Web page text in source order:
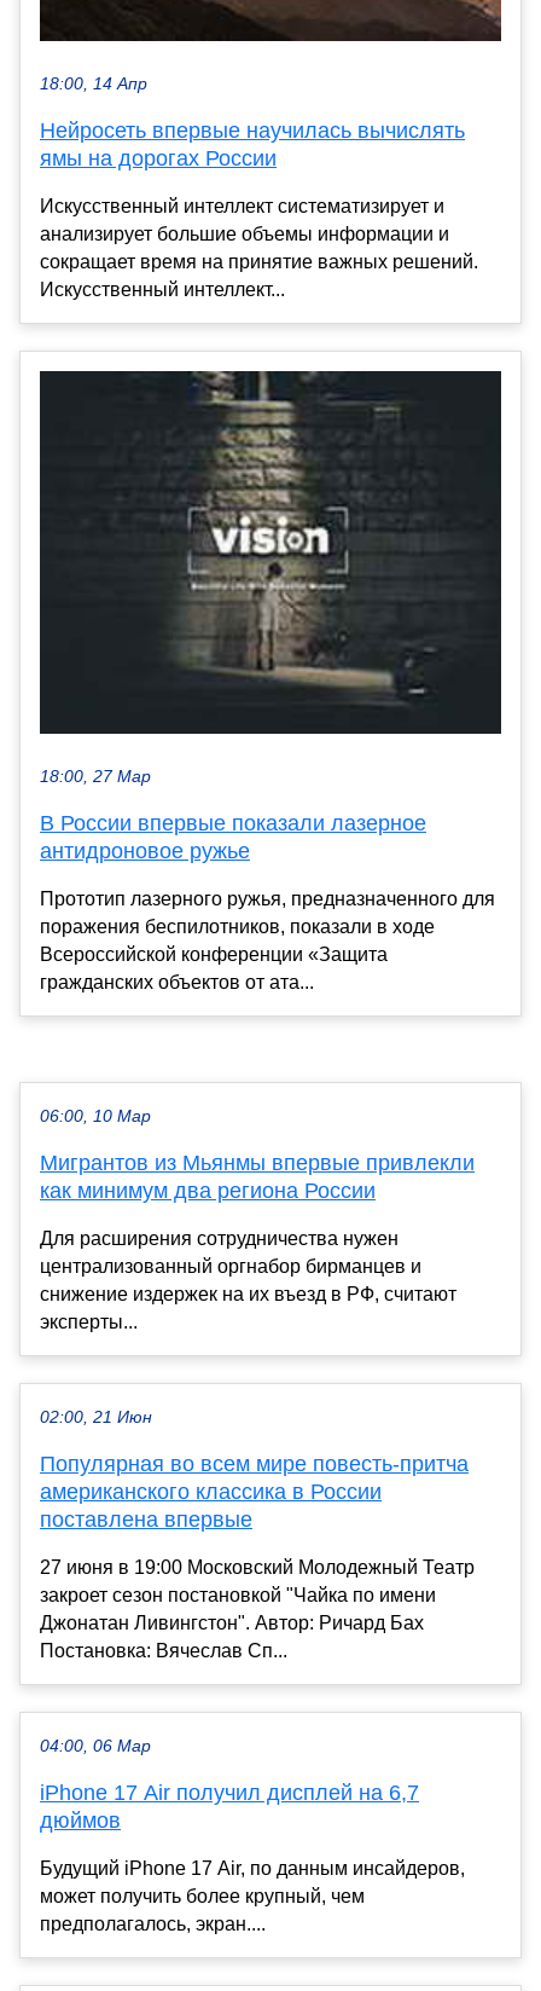
18:00, 14 Апр
Нейросеть впервые научилась вычислять
ямы на дорогах России
Искусственный интеллект систематизирует и
анализирует большие объемы информации и
сокращает время на принятие важных решений.
Искусственный интеллект...
18:00, 27 Мар
В России впервые показали лазерное
антидроновое ружье
Прототип лазерного ружья, предназначенного для
поражения беспилотников, показали в ходе
Всероссийской конференции «Защита
гражданских объектов от ата...
06:00, 10 Мар
Мигрантов из Мьянмы впервые привлекли
как минимум два региона России
Для расширения сотрудничества нужен
централизованный оргнабор бирманцев и
снижение издержек на их въезд в РФ, считают
эксперты...
02:00, 21 Июн
Популярная во всем мире повесть-притча
американского классика в России
поставлена впервые
27 июня в 19:00 Московский Молодежный Театр
закроет сезон постановкой "Чайка по имени
Джонатан Ливингстон". Автор: Ричард Бах
Постановка: Вячеслав Сп...
04:00, 06 Мар
iPhone 17 Air получил дисплей на 6,7
дюймов
Будущий iPhone 17 Air, по данным инсайдеров,
может получить более крупный, чем
предполагалось, экран....